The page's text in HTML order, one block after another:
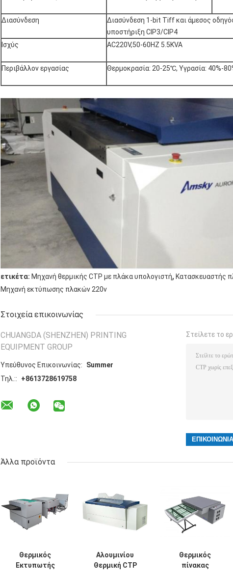
Διασύνδεση
Διασύνδεση 1-bit Tiff και άμεσος
υποστήριξη CIP3/CIP4
Ισχύς
AC220V,50-60HZ 5.5KVA
Περιβάλλον εργασίας Θερμοκρασία: 20-25℃, Υγρασία: 40%-
ετικέτα: Μηχανή θερμικής CTP με πλάκα υπολογιστή, Κατασκευαστής
Μηχανή εκτύπωσης πλακών 220v
Στοιχεία επικοινωνίας
CHUANGDA (SHENZHEN) PRINTING
EQUIPMENT GROUP
Υπεύθυνος Επικοινωνίας:
Summer
Τηλ.::
+8613728619758
Στείλετε το
Άλλα προϊόντα
Θερμικός
Εκτυπωτής
Αλουμινίου
Θερμική CTP
Θερμικός
πίνακας